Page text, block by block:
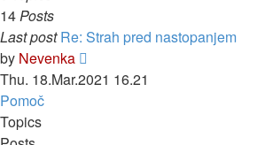
14Posts
Last post Re: Strah pred nastopanjem
by Nevenka
the
Thu. 18.Mar.2021 16.21
Pomoč
Topics